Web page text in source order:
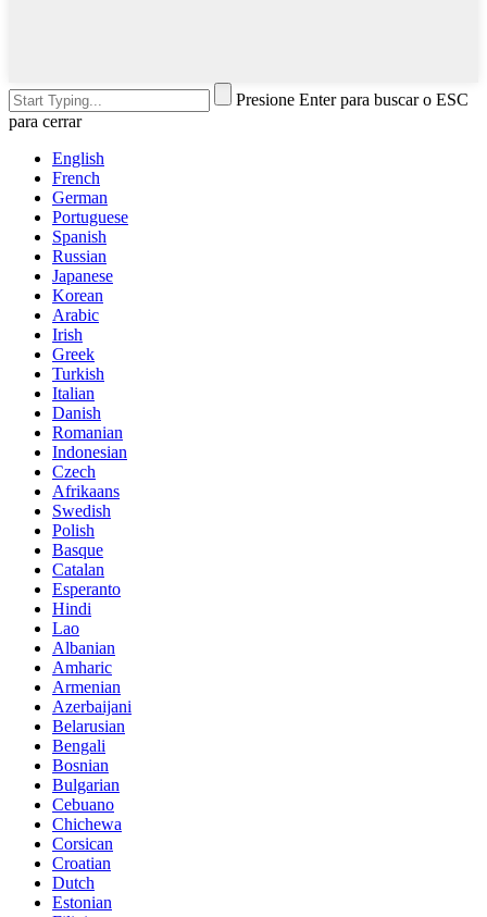
Presione Enter para buscar o ESC
para cerrar
English
French
German
Portuguese
Spanish
Russian
Japanese
Korean
Arabic
Irish
Greek
Turkish
Italian
Danish
Romanian
Indonesian
Czech
Afrikaans
Swedish
Polish
Basque
Catalan
Esperanto
Hindi
Lao
Albanian
Amharic
Armenian
Azerbaijani
Belarusian
Bengali
Bosnian
Bulgarian
Cebuano
Chichewa
Corsican
Croatian
Dutch
Estonian